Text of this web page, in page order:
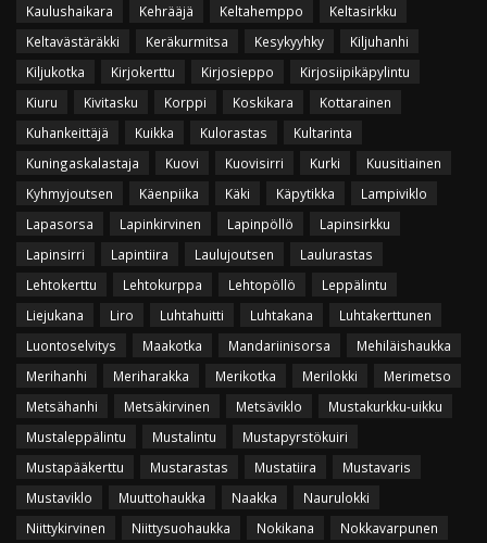
Kaulushaikara
Kehrääjä Keltahemppo
Keltasirkku
Keltavästäräkki
Keräkurmitsa Kesykyyhky
Kiljuhanhi
Kiljukotka
Kirjokerttu Kirjosieppo
Kirjosiipikäpylintu
Kiuru
Kivitasku Korppi Koskikara
Kottarainen
Kuhankeittäjä
Kuikka Kulorastas
Kultarinta
Kuningaskalastaja
Kuovi Kuovisirri Kurki
Kuusitiainen
Kyhmyjoutsen
Käenpiika Käki Käpytikka
Lampiviklo
Lapasorsa
Lapinkirvinen Lapinpöllö
Lapinsirkku
Lapinsirri
Lapintiira Laulujoutsen
Laulurastas
Lehtokerttu
Lehtokurppa Lehtopöllö
Leppälintu
Liejukana
Liro Luhtahuitti Luhtakana
Luhtakerttunen
Luontoselvitys
Maakotka Mandariinisorsa
Mehiläishaukka
Merihanhi
Meriharakka Merikotka Merilokki
Merimetso
Metsähanhi
Metsäkirvinen Metsäviklo
Mustakurkku-uikku
Mustaleppälintu
Mustalintu
Mustapyrstökuiri
Mustapääkerttu
Mustarastas Mustatiira
Mustavaris
Mustaviklo
Muuttohaukka Naakka
Naurulokki
Niittykirvinen
Niittysuohaukka Nokikana
Nokkavarpunen